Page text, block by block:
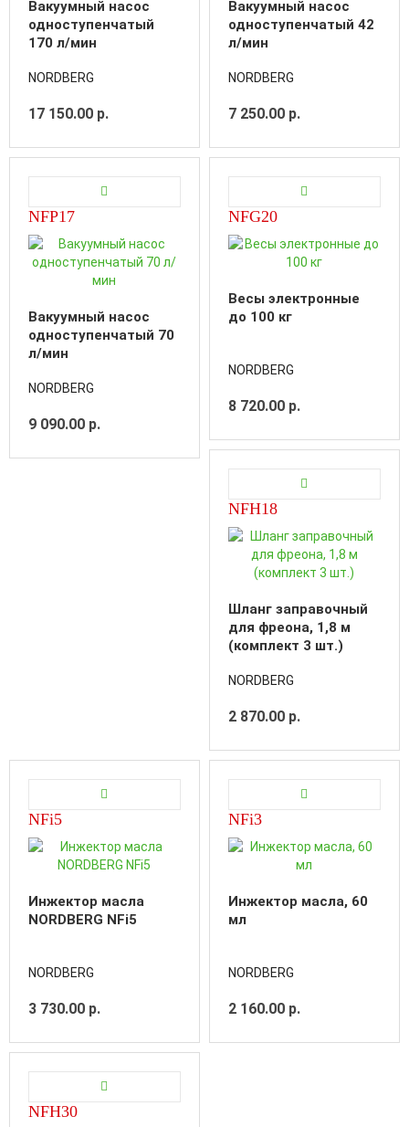
Вакуумный насос
одноступенчатый
170 л/мин
NORDBERG
17 150.00 р.
Вакуумный насос
одноступенчатый 42
л/мин
NORDBERG
7 250.00 р.
NFP17
Вакуумный насос
одноступенчатый 70
л/мин
NORDBERG
9 090.00 р.
NFG20
Весы электронные
до 100 кг
NORDBERG
8 720.00 р.
NFH18
Шланг заправочный
для фреона, 1,8 м
(комплект 3 шт.)
NORDBERG
2 870.00 р.
NFi5
Инжектор масла
NORDBERG NFi5
NORDBERG
3 730.00 р.
NFi3
Инжектор масла, 60
мл
NORDBERG
2 160.00 р.
NFH30